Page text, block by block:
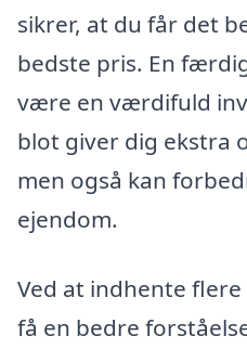
sikrer, at du får det
bedste pris. En
være en værdifuld
blot giver dig ekstra
men også kan
ejendom.
Ved at indhente
få en bedre